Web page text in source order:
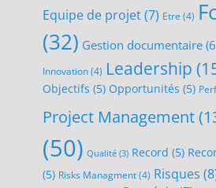
Equipe de projet(7) Etre (4)
(32) Gestion documentaire
Innovation(4) Leadership
Objectifs (5) Opportunités (5)
Project Management
(50) Qualité (3) Record (5)
(5) Risks Managment(4) Risques